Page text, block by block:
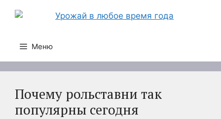
Меню
Почему рольставни так
популярны сегодня